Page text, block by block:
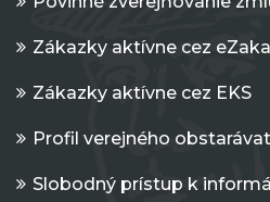
Zákazky aktívne cez
Zákazky aktívne cez EKS
Profil verejného
Slobodný prístup k